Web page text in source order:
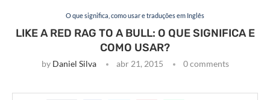
O que significa, como usar e traduções em Inglês
LIKE A RED RAG TO A BULL: O QUE SIGNIFICA E
COMO USAR?
by Daniel Silva abr 21, 2015 0 comments